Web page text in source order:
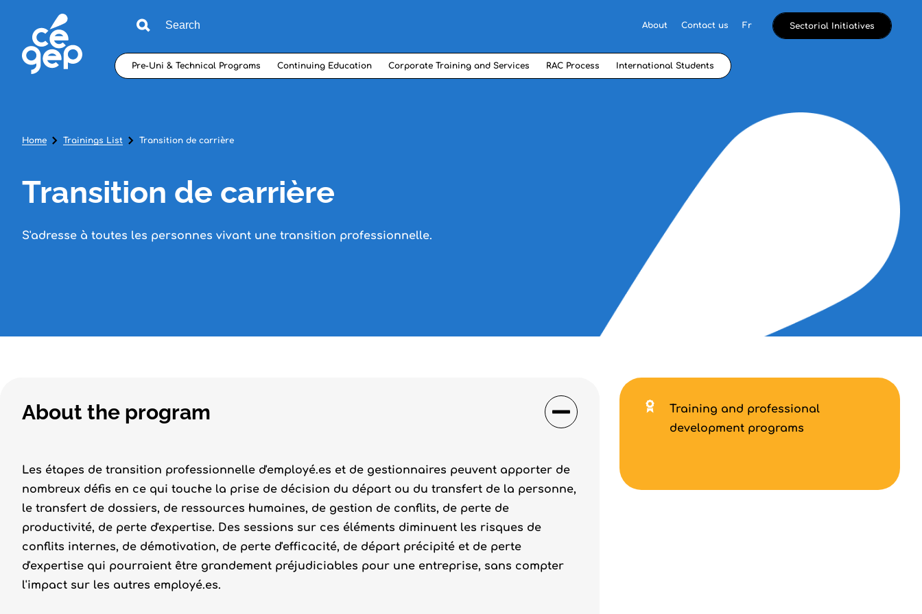
About Contact us Fr Sectorial Initiatives
Pre-Uni & Technical Programs Continuing Education Corporate Training and Services RAC Process International Students
Home Trainings List Transition de carrière
Transition de carrière
S'adresse à toutes les personnes vivant une transition professionnelle.
About the program
Les étapes de transition professionnelle d'employé.es et de gestionnaires peuvent apporter de
nombreux défis en ce qui touche la prise de décision du départ ou du transfert de la personne,
le transfert de dossiers, de ressources humaines, de gestion de conflits, de perte de
productivité, de perte d'expertise. Des sessions sur ces éléments diminuent les risques de
conflits internes, de démotivation, de perte d'efficacité, de départ précipité et de perte
d'expertise qui pourraient être grandement préjudiciables pour une entreprise, sans compter
l'impact sur les autres employé.es.
Training and professional
development programs